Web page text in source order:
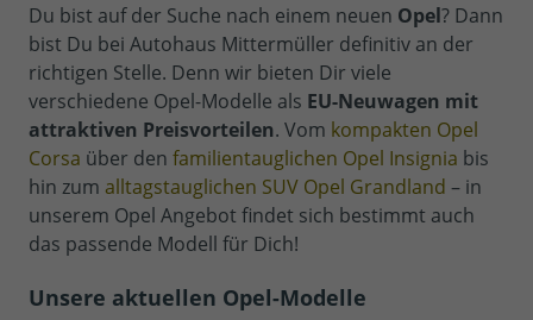
Du bist auf der Suche nach einem neuen Opel? Dann
bist Du bei Autohaus Mittermüller definitiv an der
richtigen Stelle. Denn wir bieten Dir viele
verschiedene Opel-Modelle als EU-Neuwagen mit
attraktiven Preisvorteilen. Vom kompakten Opel
Corsa über den familientauglichen Opel Insignia bis
hin zum alltagstauglichen SUV Opel Grandland – in
unserem Opel Angebot findet sich bestimmt auch
das passende Modell für Dich!
Unsere aktuellen Opel-Modelle